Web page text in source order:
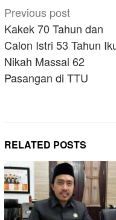
Post
navigation
Previous post
Kakek 70 Tahun dan
Calon Istri 53 Tahun
Nikah Massal 62
Pasangan di TTU
RELATED POSTS